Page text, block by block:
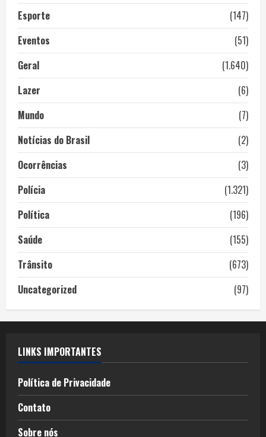
Esporte
(147)
Eventos
(51)
Geral
(1.640)
Lazer
(6)
Mundo
(7)
Notícias do Brasil
(2)
Ocorrências
(3)
Polícia
(1.321)
Política
(196)
Saúde
(155)
Trânsito
(673)
Uncategorized
(97)
LINKS IMPORTANTES
Política de Privacidade
Contato
Sobre nós